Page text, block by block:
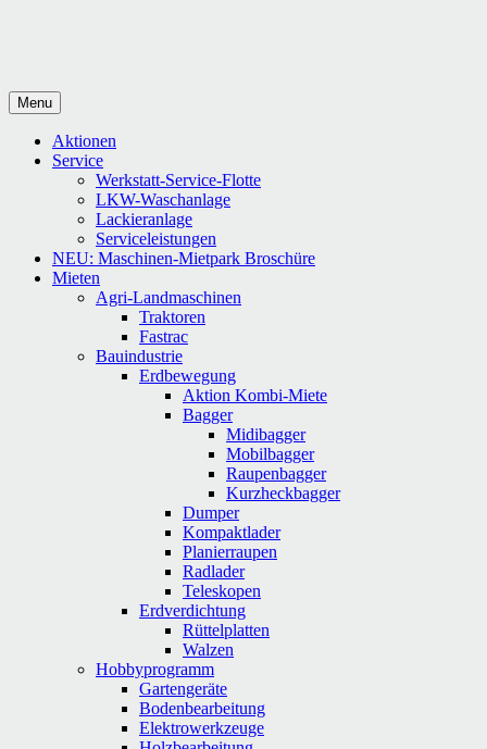
Menu
Aktionen
Service
Werkstatt-Service-Flotte
LKW-Waschanlage
Lackieranlage
Serviceleistungen
NEU: Maschinen-Mietpark Broschüre
Mieten
Agri-Landmaschinen
Traktoren
Fastrac
Bauindustrie
Erdbewegung
Aktion Kombi-Miete
Bagger
Midibagger
Mobilbagger
Raupenbagger
Kurzheckbagger
Dumper
Kompaktlader
Planierraupen
Radlader
Teleskopen
Erdverdichtung
Rüttelplatten
Walzen
Hobbyprogramm
Gartengeräte
Bodenbearbeitung
Elektrowerkzeuge